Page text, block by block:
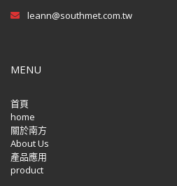
leann@southmet.com.tw
MENU
首頁
home
關於南方
About Us
產品應用
product